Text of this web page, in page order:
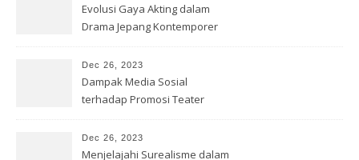
Evolusi Gaya Akting dalam
Drama Jepang Kontemporer
Dec 26, 2023
Dampak Media Sosial
terhadap Promosi Teater
Dec 26, 2023
Menjelajahi Surealisme dalam